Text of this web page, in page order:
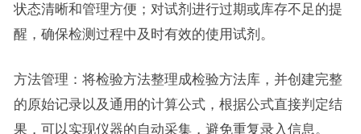
状态清晰和管理方便；对试剂进行过期或库存不足的提
醒，确保检测过程中及时有效的使用试剂。
方法管理：将检验方法整理成检验方法库，并创建完整
的原始记录以及通用的计算公式，根据公式直接判定结
果，可以实现仪器的自动采集，避免重复录入信息。